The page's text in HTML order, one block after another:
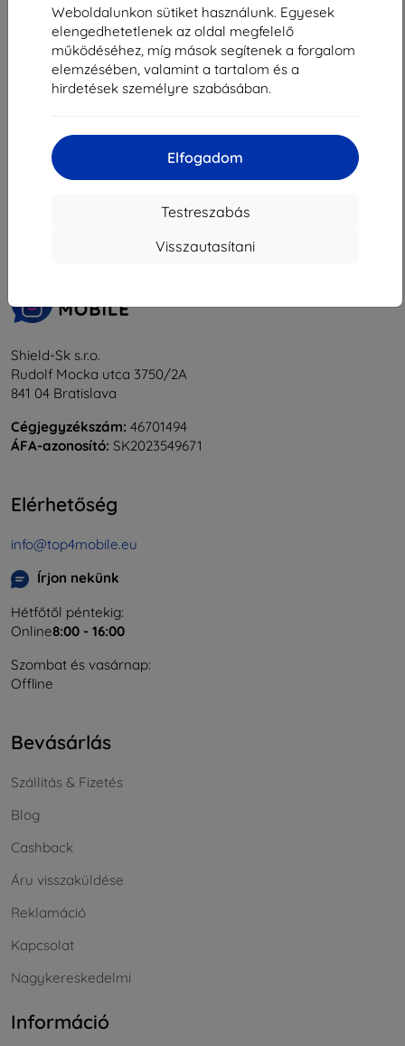
Weboldalunkon sütiket használunk. Egyesek
elengedhetetlenek az oldal megfelelő
működéséhez, míg mások segítenek a forgalom
elemzésében, valamint a tartalom és a
hirdetések személyre szabásában.
Elfogadom
Testreszabás
Visszautasítani
Utolsó darab raktáron Raktáron > 5 darab
Összes találat
Shield-Sk s.r.o.
Rudolf Mocka utca 3750/2A
841 04 Bratislava
Cégjegyzékszám: 46701494
ÁFA-azonosító: SK2023549671
Elérhetőség
info@top4mobile.eu
Írjon nekünk
Hétfőtől péntekig:
Online8:00 - 16:00
Szombat és vasárnap:
Offline
Bevásárlás
Szállítás & Fizetés
Blog
Cashback
Áru visszaküldése
Reklamáció
Kapcsolat
Nagykereskedelmi
Információ